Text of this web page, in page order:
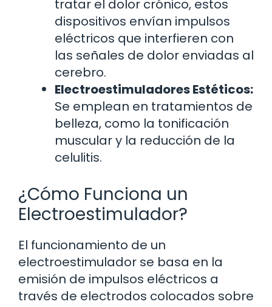
tratar el dolor crónico, estos
dispositivos envían impulsos
eléctricos que interfieren con
las señales de dolor enviadas al
cerebro.
Electroestimuladores Estéticos:
Se emplean en tratamientos de
belleza, como la tonificación
muscular y la reducción de la
celulitis.
¿Cómo Funciona un
Electroestimulador?
El funcionamiento de un
electroestimulador se basa en la
emisión de impulsos eléctricos a
través de electrodos colocados sobre